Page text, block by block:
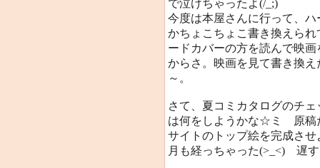
で泣けちゃったよ(/_;)
今度は本屋さんに行って、
かちょこちょこ書き換えら
ードカバーの方を読んで映
からさ。映画を見て書き換
～。
さて、夏コミカタログのチ
は何をしようかな☆ミ 原稿
サイトのトップ絵を完成さ
月も経っちゃった(>_<) 遅